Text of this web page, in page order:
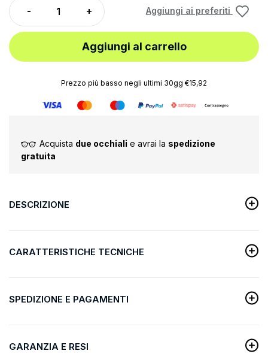
Aggiungi ai preferiti
Aggiungi al carrello
Prezzo più basso negli ultimi 30gg €15,92
Acquista due occhiali e avrai la spedizione
gratuita
DESCRIZIONE
CARATTERISTICHE TECNICHE
SPEDIZIONE E PAGAMENTI
GARANZIA E RESI